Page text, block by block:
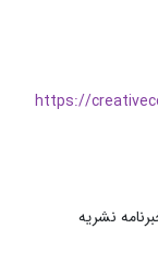
https://
نشریه